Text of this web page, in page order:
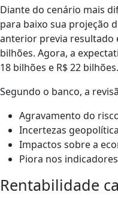
Diante do cenário mais
para baixo sua projeção
anterior previa resultado
bilhões. Agora, a
18 bilhões e R$ 22 bilhões.
Segundo o banco, a
Agravamento do
Incertezas
Impactos sobre a
Piora nos
Rentabilidade